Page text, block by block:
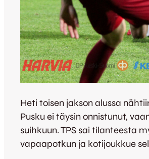
Heti toisen jakson alussa
Pusku ei täysin onnistunut,
suihkuun. TPS sai tilanteesta
vapaapotkun ja kotijoukkue